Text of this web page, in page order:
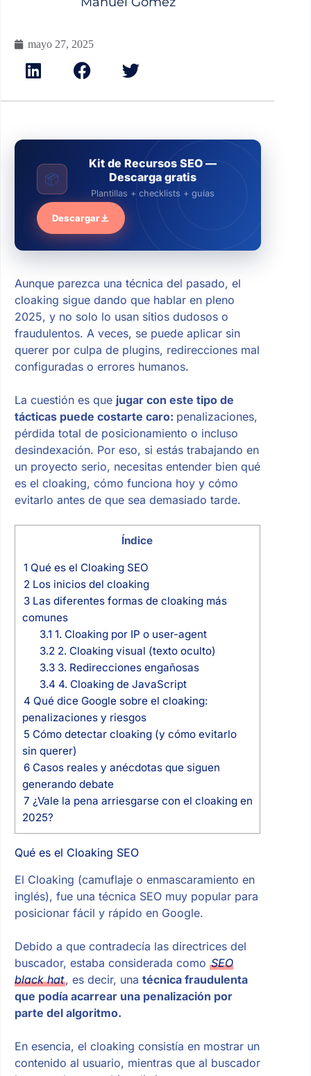
mayo 27, 2025
📦
Kit de Recursos SEO —
Descarga gratis
Plantillas + checklists + guías
Descargar
Aunque parezca una técnica del pasado, el
cloaking sigue dando que hablar en pleno
2025, y no solo lo usan sitios dudosos o
fraudulentos. A veces, se puede aplicar sin
querer por culpa de plugins, redirecciones mal
configuradas o errores humanos.
La cuestión es que jugar con este tipo de
tácticas puede costarte caro: penalizaciones,
pérdida total de posicionamiento o incluso
desindexación. Por eso, si estás trabajando en
un proyecto serio, necesitas entender bien qué
es el cloaking, cómo funciona hoy y cómo
evitarlo antes de que sea demasiado tarde.
Índice
1 Qué es el Cloaking SEO
2Los inicios del cloaking
3Las diferentes formas de cloaking más
comunes
3.1 1. Cloaking por IP o user-agent
3.22. Cloaking visual (texto oculto)
3.33. Redirecciones engañosas
3.4 4. Cloaking de JavaScript
4 Qué dice Google sobre el cloaking:
penalizaciones y riesgos
5 Cómo detectar cloaking (y cómo evitarlo
sin querer)
6Casos reales y anécdotas que siguen
generando debate
7 ¿Vale la pena arriesgarse con el cloaking en
2025?
Qué es el Cloaking SEO
El Cloaking (camuflaje o enmascaramiento en
inglés), fue una técnica SEO muy popular para
posicionar fácil y rápido en Google.
Debido a que contradecía las directrices del
buscador, estaba considerada como SEO
black hat, es decir, una técnica fraudulenta
que podía acarrear una penalización por
parte del algoritmo.
En esencia, el cloaking consistía en mostrar un
contenido al usuario, mientras que al buscador